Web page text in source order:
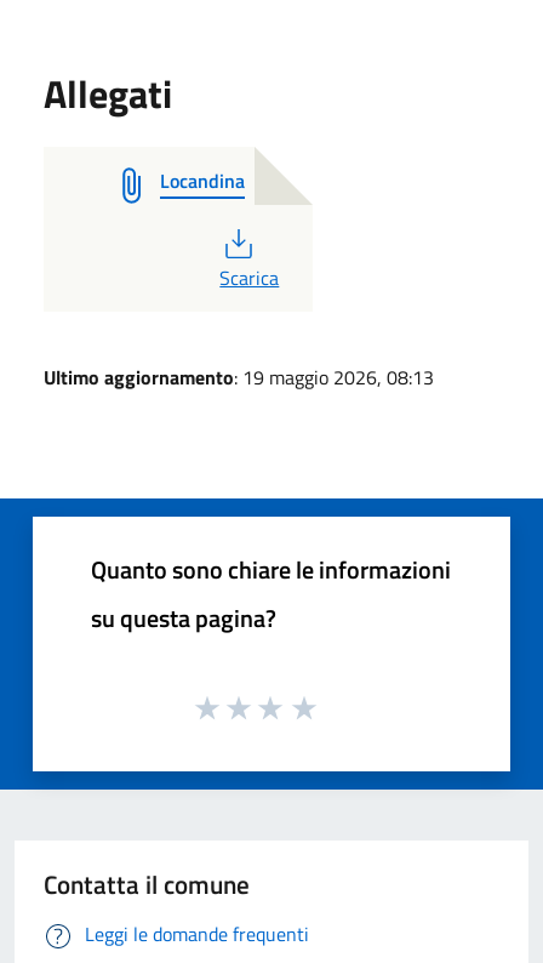
Allegati
Locandina
PDF
Scarica
Ultimo aggiornamento: 19 maggio 2026, 08:13
Quanto sono chiare le informazioni
su questa pagina?
Contatta il comune
Leggi le domande frequenti